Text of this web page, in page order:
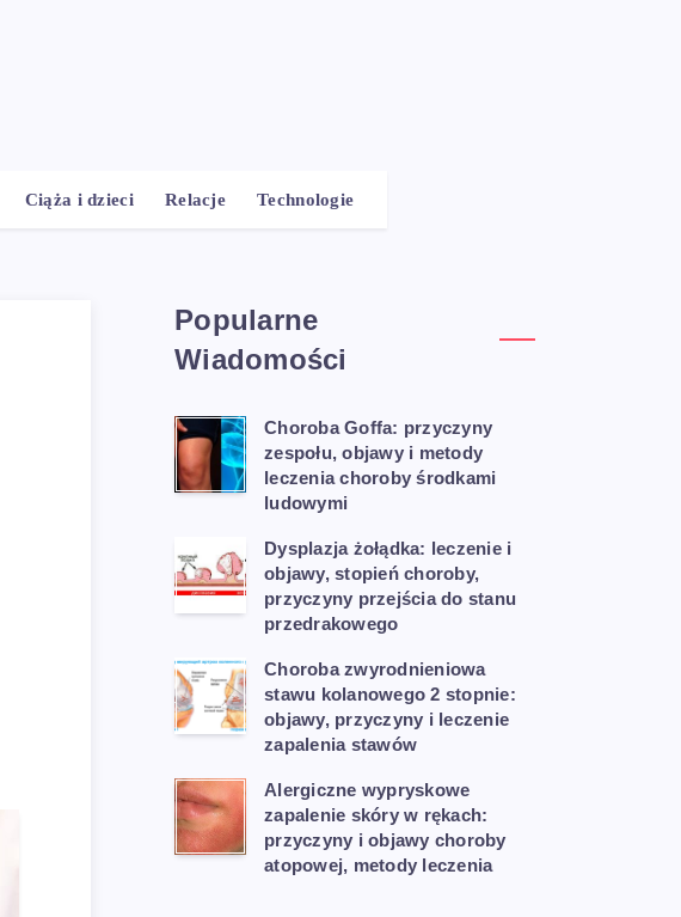
Ciąża i dzieci Relacje Technologie
Popularne
Wiadomości
Choroba Goffa: przyczyny
zespołu, objawy i metody
leczenia choroby środkami
ludowymi
Dysplazja żołądka: leczenie i
objawy, stopień choroby,
przyczyny przejścia do stanu
przedrakowego
Choroba zwyrodnieniowa
stawu kolanowego 2 stopnie:
objawy, przyczyny i leczenie
zapalenia stawów
Alergiczne wypryskowe
zapalenie skóry w rękach:
przyczyny i objawy choroby
atopowej, metody leczenia